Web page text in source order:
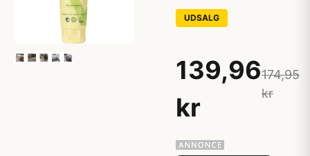
UDSALG
139,96
kr
174,95
kr